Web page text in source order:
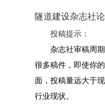
隧道建设杂志社
投稿提示：
杂志社审稿周
很多稿件，即使你
面，投稿量远大于
行业现状。